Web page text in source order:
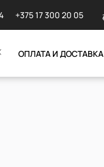
+375 17 300 20 05
ОПЛАТА И ДОСТАВКА